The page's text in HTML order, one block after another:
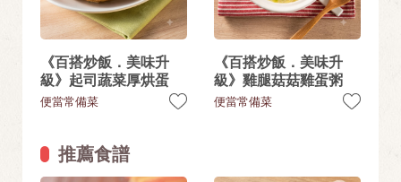
《百搭炒飯．美味升
級》起司蔬菜厚烘蛋
便當常備菜
《百搭炒飯．美味升
級》雞腿菇菇雞蛋粥
便當常備菜
推薦食譜